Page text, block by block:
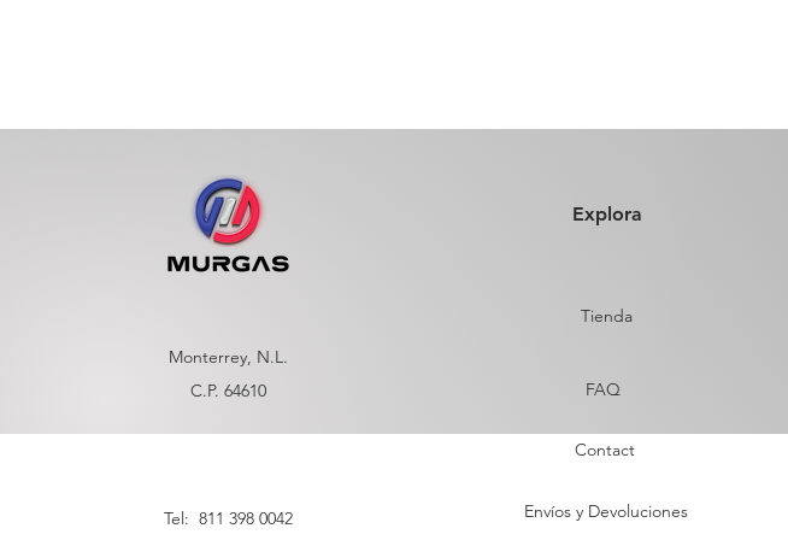
Explora
Tienda
Monterrey, N.L.
C.P. 64610
FAQ
Contact
Tel: 811 398 0042 Envíos y Devoluciones